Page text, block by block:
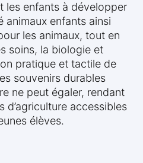
les enfants à développer
animaux enfants ainsi
les animaux, tout en
soins, la biologie et
pratique et tactile de
souvenirs durables
ne peut égaler, rendant
d’agriculture accessibles
élèves.